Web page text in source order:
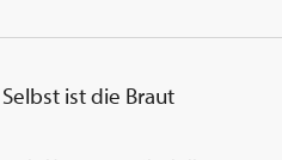
Regisseurin
Anne Fletcher
Bullock an der Seite des
Selbst ist die Braut